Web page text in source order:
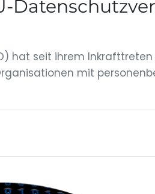
hat seit ihrem
mit